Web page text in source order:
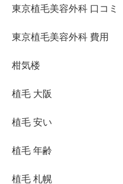
東京植毛美容外科 口コミ
東京植毛美容外科 費用
柑気楼
植毛 大阪
植毛 安い
植毛 年齢
植毛 札幌